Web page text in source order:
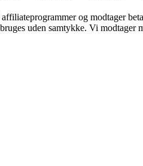
og modtager
uden samtykke. Vi